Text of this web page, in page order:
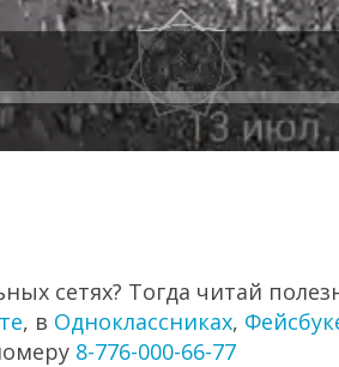
сетях? Тогда читай
, в Одноклассниках,
8-776-000-66-77